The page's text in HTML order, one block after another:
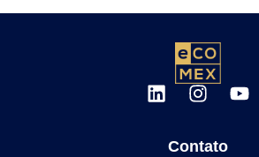
Contato